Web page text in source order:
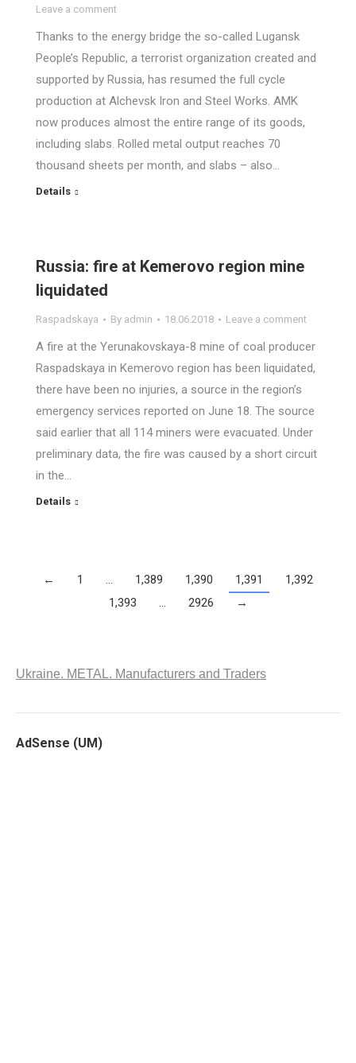
Leave a comment
Thanks to the energy bridge the so-called Lugansk
People’s Republic, a terrorist organization created and
supported by Russia, has resumed the full cycle
production at Alchevsk Iron and Steel Works. AMK
now produces almost the entire range of its goods,
including slabs. Rolled metal output reaches 70
thousand sheets per month, and slabs – also…
Details
Russia: fire at Kemerovo region mine
liquidated
Raspadskaya By admin 18.06.2018 Leave a comment
A fire at the Yerunakovskaya-8 mine of coal producer
Raspadskaya in Kemerovo region has been liquidated,
there have been no injuries, a source in the region’s
emergency services reported on June 18. The source
said earlier that all 114 miners were evacuated. Under
preliminary data, the fire was caused by a short circuit
in the…
Details
← 1 … 1,389 1,390 1,391
1,392
1,393
… 2926 →
Ukraine. METAL. Manufacturers and Traders
AdSense (UM)